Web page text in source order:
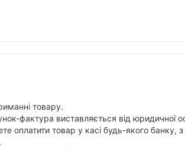
товару.
фактура виставляється від юридичної
оплатити товар у касі будь-якого